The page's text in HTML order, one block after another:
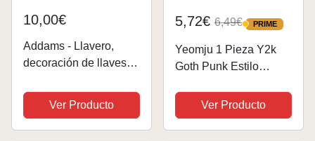
10,00€
Addams - Llavero,
decoración de llaves,
llavero de anime para
llaves, tarjetas,
accesorios de llavero,
Ver Producto
5,72€ 6,49€ PRIME
PRIME
Yeomju 1 Pieza Y2k
Goth Punk Estilo
Colgante De Cuentas
Con Diseños De
Estrella, Araña Y
Ver Producto